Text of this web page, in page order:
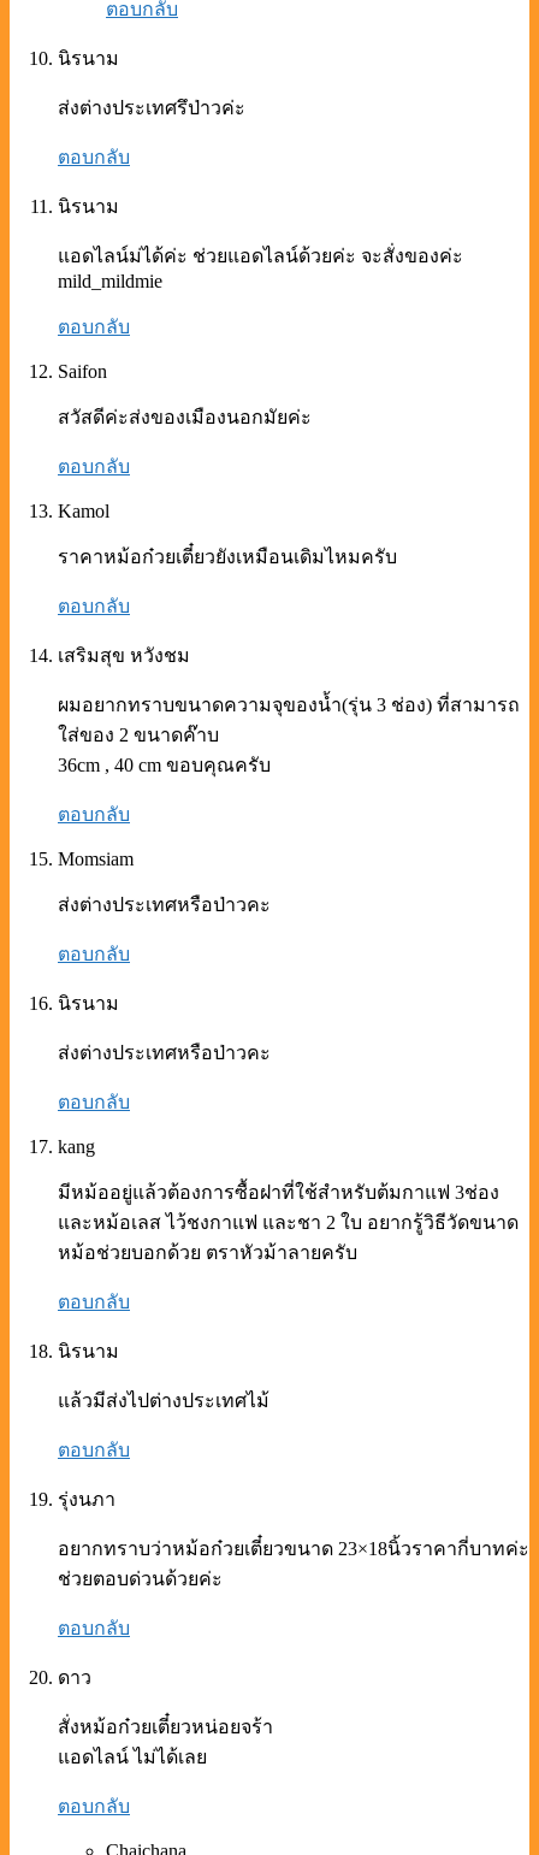
ตอบกลับ
นิรนาม
ส่งต่างประเทศรึป่าวค่ะ
ตอบกลับ
นิรนาม
แอดไลน์ม่ได้ค่ะ ช่วยแอดไลน์ด้วยค่ะ จะสั่งของค่ะ
mild_mildmie
ตอบกลับ
Saifon
สวัสดี​ค่ะ​ส่งของเมื​อง​นอก​มัย​ค่ะ
ตอบกลับ
Kamol
ราคาหม้อก๋วยเตี๋ยวยังเหมือนเดิมไหมครับ
ตอบกลับ
เสริมสุข หวังชม
ผมอยากทราบขนาดความจุของน้ำ(รุ่น 3 ช่อง) ที่สามารถ
ใส่ของ 2 ขนาดค๊าบ
36cm , 40 cm ขอบคุณครับ
ตอบกลับ
Momsiam
ส่งต่างประเทศหรือป่าวคะ
ตอบกลับ
นิรนาม
ส่งต่างประเทศหรือป่าวคะ
ตอบกลับ
kang
มีหม้ออยู่แล้วต้องการซื้อฝาที่ใช้สำหรับต้มกาแฟ 3ช่อง
และหม้อเลส ไว้ชงกาแฟ และชา 2 ใบ อยากรู้วิธีวัดขนาด
หม้อช่วยบอกด้วย ตราหัวม้าลายครับ
ตอบกลับ
นิรนาม
แล้วมีส่งไปต่างประเทศไม้
ตอบกลับ
รุ่งนภา
อยากทราบว่าหม้อก๋วยเตี๋ยวขนาด 23×18นิ้วราคากี่บาทค่ะ
ช่วยตอบด่วนด้วยค่ะ
ตอบกลับ
ดาว
สั่งหม้อก๋วยเตี๋ยวหน่อยจร้า
แอดไลน์ ไม่ได้เลย
ตอบกลับ
Chaichana